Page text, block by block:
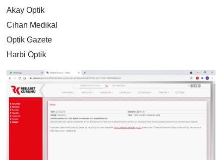
Akay Optik
Cihan Medikal
Optik Gazete
Harbi Optik